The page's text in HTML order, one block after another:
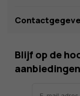
Blijf op de
aanbiedingen